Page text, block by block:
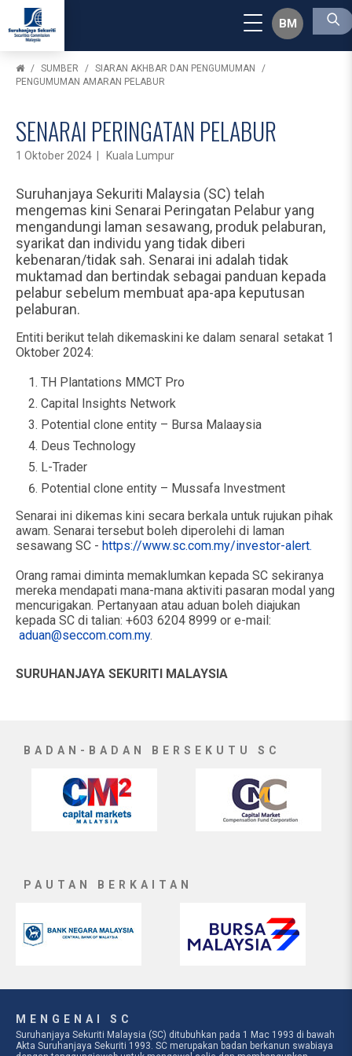
BM
SUMBER
SIARAN AKHBAR DAN PENGUMUMAN
PENGUMUMAN AMARAN PELABUR
SENARAI PERINGATAN PELABUR
1 Oktober 2024 | Kuala Lumpur
Suruhanjaya Sekuriti Malaysia (SC) telah
mengemas kini Senarai Peringatan Pelabur yang
mengandungi laman sesawang, produk pelaburan,
syarikat dan individu yang tidak diberi
kebenaran/tidak sah. Senarai ini adalah tidak
muktamad dan bertindak sebagai panduan kepada
pelabur sebelum membuat apa-apa keputusan
pelaburan.
Entiti berikut telah dikemaskini ke dalam senaraI setakat 1
Oktober 2024:
TH Plantations MMCT Pro
Capital Insights Network
Potential clone entity – Bursa Malaaysia
Deus Technology
L-Trader
Potential clone entity – Mussafa Investment
Senarai ini dikemas kini secara berkala untuk rujukan pihak
awam. Senarai tersebut boleh diperolehi di laman
sesawang SC - https://www.sc.com.my/investor-alert.
Orang ramai diminta memaklumkan kepada SC sekiranya
mereka mendapati mana-mana aktiviti pasaran modal yang
mencurigakan. Pertanyaan atau aduan boleh diajukan
kepada SC di talian: +603 6204 8999 or e-mail:
aduan@seccom.com.my.
SURUHANJAYA SEKURITI MALAYSIA
BADAN-BADAN BERSEKUTU SC
PAUTAN BERKAITAN
MENGENAI SC
Suruhanjaya Sekuriti Malaysia (SC) ditubuhkan pada 1 Mac 1993 di bawah
Akta Suruhanjaya Sekuriti 1993. SC merupakan badan berkanun swabiaya